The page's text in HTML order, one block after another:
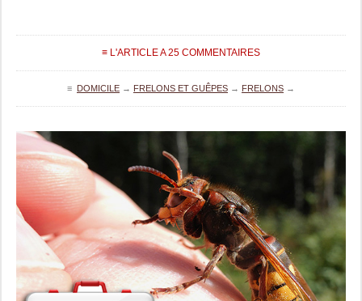
≡ L'ARTICLE A 25 COMMENTAIRES
≡ DOMICILE→ FRELONS ET GUÊPES→ FRELONS→